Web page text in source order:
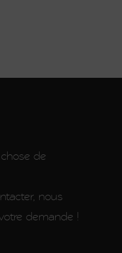
de
nous
demande !